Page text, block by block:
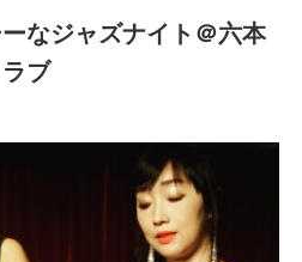
なジャズナイト＠六本
ブ